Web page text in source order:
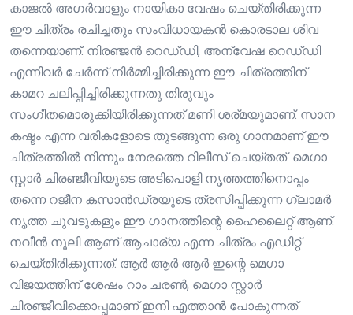
കാജൽ അഗർവാളും നായികാ വേഷം ചെയ്തിരിക്കുന്ന
ഈ ചിത്രം രചിച്ചതും സംവിധായകൻ കൊരടാല ശിവ
തന്നെയാണ്. നിരഞ്ജൻ റെഡ്‌ഡി, അന്വേഷ റെഡ്‌ഡി
എന്നിവർ ചേർന്ന് നിർമ്മിച്ചിരിക്കുന്ന ഈ ചിത്രത്തിന്
കാമറ ചലിപ്പിച്ചിരിക്കുന്നതു തിരുവും
സംഗീതമൊരുക്കിയിരിക്കുന്നത് മണി ശര്മയുമാണ്. സാന
കഷ്ടം എന്ന വരികളോടെ തുടങ്ങുന്ന ഒരു ഗാനമാണ് ഈ
ചിത്രത്തിൽ നിന്നും നേരത്തെ റിലീസ് ചെയ്തത്. മെഗാ
സ്റ്റാർ ചിരഞ്ജീവിയുടെ അടിപൊളി നൃത്തത്തിനൊപ്പം
തന്നെ റജീന കസാൻഡ്രയുടെ ത്രസിപ്പിക്കുന്ന ഗ്ലാമർ
നൃത്ത ചുവടുകളും ഈ ഗാനത്തിന്റെ ഹൈലൈറ്റ് ആണ്.
നവീൻ നൂലി ആണ് ആചാര്യ എന്ന ചിത്രം എഡിറ്റ്
ചെയ്തിരിക്കുന്നത്. ആർ ആർ ആർ ഇന്റെ മെഗാ
വിജയത്തിന് ശേഷം റാം ചരൺ, മെഗാ സ്റ്റാർ
ചിരഞ്ജീവിക്കൊപ്പമാണ് ഇനി എത്താൻ പോകുന്നത്